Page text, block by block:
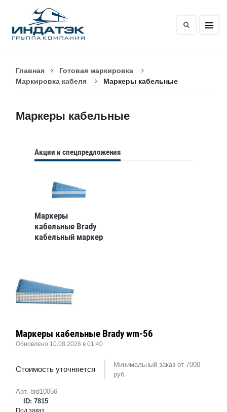
Главная
Готовая маркировка
Маркировка кабеля
Маркеры кабельные
Маркеры кабельные
Акции и спецпредложения
Маркеры
кабельные Brady
кабельный маркер
Арт. brd10056
ID: 7815
Маркеры кабельные Brady wm-56
Обновлено 10.08.2026 в 01:40
Стоимость уточняется
Минимальный заказ от 7000
руб.